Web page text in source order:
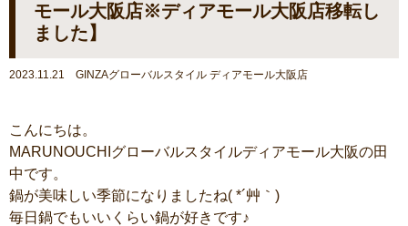
モール大阪店※ディアモール大阪店移転し
ました】
2023.11.21 GINZAグローバルスタイル ディアモール大阪店
こんにちは。
MARUNOUCHIグローバルスタイルディアモール大阪の田
中です。
鍋が美味しい季節になりましたね( *´艸｀)
毎日鍋でもいいくらい鍋が好きです♪